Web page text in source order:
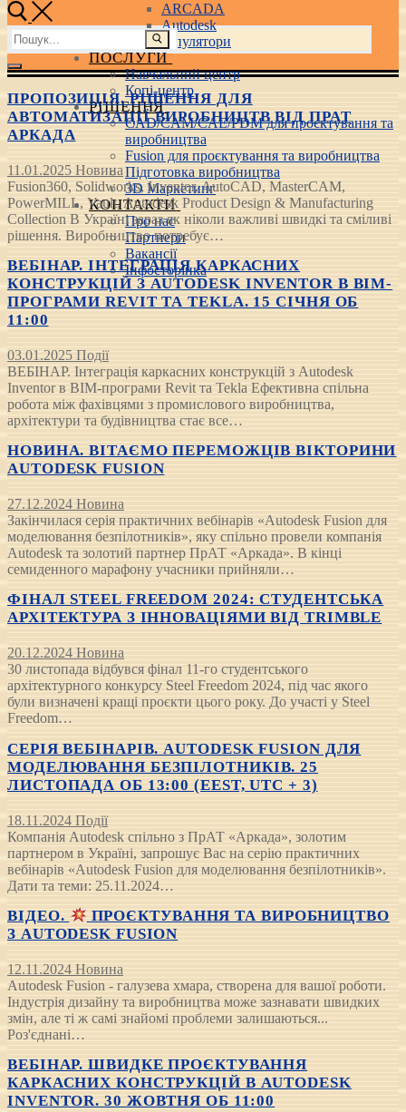
ARCADA
Autodesk
3D маніпулятори
ПОСЛУГИ
Навчальний центр
Копі-центр
РІШЕННЯ
CAD/CAM/CAE/PDM для проєктування та
виробництва
Fusion для проєктування та виробництва
Підготовка виробництва
3D Маркетинг
КОНТАКТИ
Про нас
Партнери
Вакансії
Інфосторінка
Пошук:
ПРОПОЗИЦІЯ. РІШЕННЯ ДЛЯ
АВТОМАТИЗАЦІЇ ВИРОБНИЦТВ ВІД ПРАТ
АРКАДА
11.01.2025 Новина
Fusion360, Solidworks, Inventor, AutoCAD, MasterCAM,
PowerMILL, Vault, Autodesk Product Design & Manufacturing
Collection В Україні зараз як ніколи важливі швидкі та сміливі
рішення. Виробництво потребує…
ВЕБІНАР. ІНТЕГРАЦІЯ КАРКАСНИХ
КОНСТРУКЦІЙ З AUTODESK INVENTOR В BIM-
ПРОГРАМИ REVIT ТА TEKLA. 15 СІЧНЯ ОБ
11:00
03.01.2025 Події
ВЕБІНАР. Інтеграція каркасних конструкцій з Autodesk
Inventor в BIM-програми Revit та Tekla Ефективна спільна
робота між фахівцями з промислового виробництва,
архітектури та будівництва стає все…
НОВИНА. ВІТАЄМО ПЕРЕМОЖЦІВ ВІКТОРИНИ
AUTODESK FUSION
27.12.2024 Новина
Закінчилася серія практичних вебінарів «Autodesk Fusion для
моделювання безпілотників», яку спільно провели компанія
Autodesk та золотий партнер ПрАТ «Аркада». В кінці
семиденного марафону учасники прийняли…
ФІНАЛ STEEL FREEDOM 2024: СТУДЕНТСЬКА
АРХІТЕКТУРА З ІННОВАЦІЯМИ ВІД TRIMBLE
20.12.2024 Новина
30 листопада відбувся фінал 11-го студентського
архітектурного конкурсу Steel Freedom 2024, під час якого
були визначені кращі проєкти цього року. До участі у Steel
Freedom…
СЕРІЯ ВЕБІНАРІВ. AUTODESK FUSION ДЛЯ
МОДЕЛЮВАННЯ БЕЗПІЛОТНИКІВ. 25
ЛИСТОПАДА ОБ 13:00 (EEST, UTC + 3)
18.11.2024 Події
Компанія Autodesk спільно з ПрАТ «Аркада», золотим
партнером в Україні, запрошує Вас на серію практичних
вебінарів «Autodesk Fusion для моделювання безпілотників».
Дати та теми: 25.11.2024…
ВІДЕО.
ПРОЄКТУВАННЯ ТА ВИРОБНИЦТВО
З AUTODESK FUSION
12.11.2024 Новина
Autodesk Fusion - галузева хмара, створена для вашої роботи.
Індустрія дизайну та виробництва може зазнавати швидких
змін, але ті ж самі знайомі проблеми залишаються...
Роз'єднані…
ВЕБІНАР. ШВИДКЕ ПРОЄКТУВАННЯ
КАРКАСНИХ КОНСТРУКЦІЙ В AUTODESK
INVENTOR. 30 ЖОВТНЯ ОБ 11:00